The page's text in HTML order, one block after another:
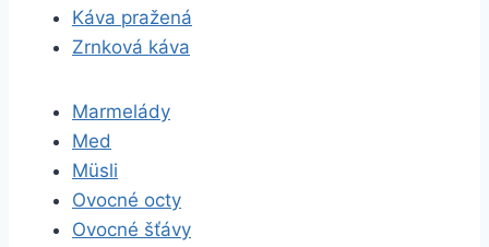
Káva pražená
Zrnková káva
Marmelády
Med
Müsli
Ovocné octy
Ovocné šťávy